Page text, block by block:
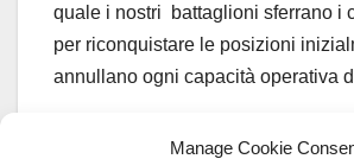
Manage Cookie
quale i nostri battaglioni sferrano i
per riconquistare le posizioni
annullano ogni capacità operativa
Nei giorni seguenti, sugli altipiani,